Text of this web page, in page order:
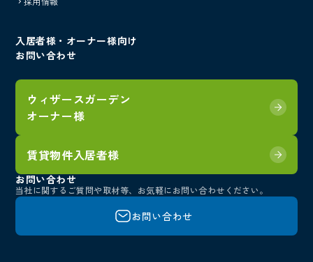
入居者様・オーナー様向け
お問い合わせ
ウィザースガーデン
オーナー様
賃貸物件入居者様
お問い合わせ
当社に関するご質問や取材等、 お気軽にお問い合わせください。
お問い合わせ